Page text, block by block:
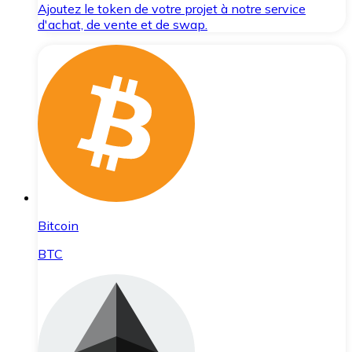
Ajoutez le token de votre projet à notre service
d'achat, de vente et de swap.
Bitcoin
BTC